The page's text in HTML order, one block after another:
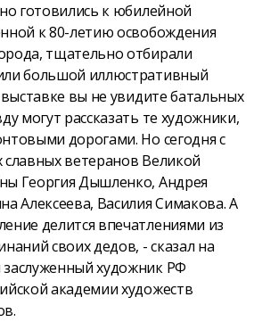
готовились к юбилейной
к 80-летию освобождения
тщательно отбирали
большой иллюстративный
вы не увидите батальных
могут рассказать те художники,
дорогами. Но сегодня с
ветеранов Великой
Георгия Дышленко, Андрея
Алексеева, Василия Симакова. А
делится впечатлениями из
своих дедов, - сказал на
художник РФ
академии художеств